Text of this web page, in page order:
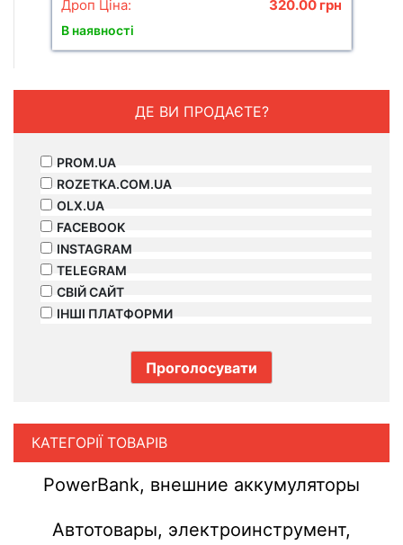
Дроп Ціна: 320.00 грн
В наявності
ДЕ ВИ ПРОДАЄТЕ?
PROM.UA
ROZETKA.COM.UA
OLX.UA
FACEBOOK
INSTAGRAM
TELEGRAM
СВІЙ САЙТ
ІНШІ ПЛАТФОРМИ
КАТЕГОРІЇ ТОВАРІВ
PowerBank, внешние аккумуляторы
Автотовары, электроинструмент,